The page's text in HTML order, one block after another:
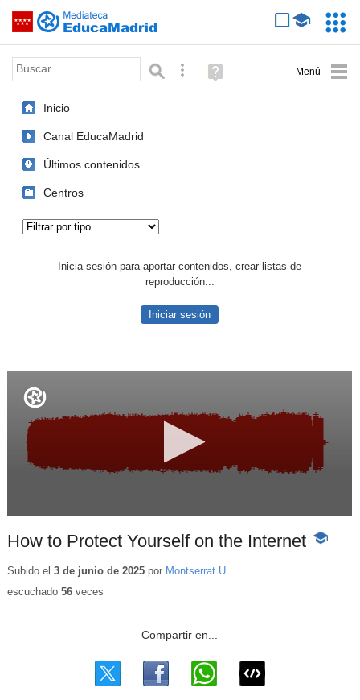
Saltar navegación
Palabra o frase: Búsqueda avanzada
Ayuda
(en
Inicio
Canal EducaMadrid
Últimos contenidos
Centros
Inicia sesión para aportar contenidos, crear listas de
reproducción...
Iniciar sesión
How to Protect Yourself on the Internet -
Subido el 3 de junio de 2025por Montserrat U.
escuchado 56veces